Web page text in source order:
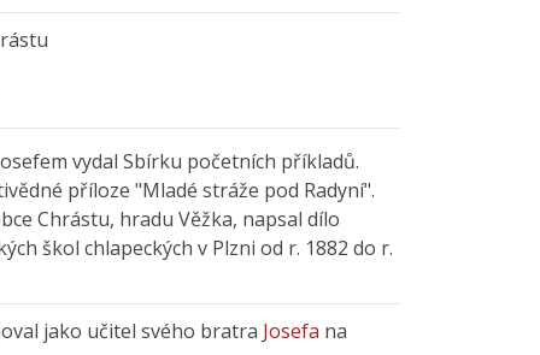
vydal Sbírku početních příkladů.
příloze "Mladé stráže pod Radyní".
Chrástu, hradu Věžka, napsal dílo
škol chlapeckých v Plzni od r. 1882 do r.
jako učitel svého bratra Josefa na